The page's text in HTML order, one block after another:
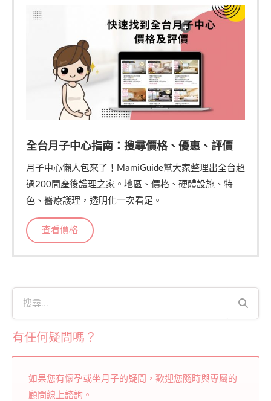
全台月子中心指南：搜尋價格、優惠、評價
月子中心懶人包來了！MamiGuide幫大家整理出全台超
過200間產後護理之家。地區、價格、硬體設施、特
色、醫療護理，透明化一次看足。
查看價格
有任何疑問嗎？
如果您有懷孕或坐月子的疑問，歡迎您隨時與專屬的
顧問線上諮詢。